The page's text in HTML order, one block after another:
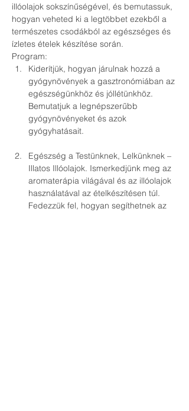
illóolajok sokszínűségével, és bemutassuk,
hogyan veheted ki a legtöbbet ezekből a
természetes csodákból az egészséges és
ízletes ételek készítése során.
Program:
Kiderítjük, hogyan járulnak hozzá a
gyógynövények a gasztronómiában az
egészségünkhöz és jóllétünkhöz.
Bemutatjuk a legnépszerűbb
gyógynövényeket és azok
Egészség a Testünknek, Lelkünknek –
Illatos Illóolajok. Ismerkedjünk meg az
aromaterápia világával és az illóolajok
használatával az ételkészítésen túl.
Fedezzük fel, hogyan segíthetnek az